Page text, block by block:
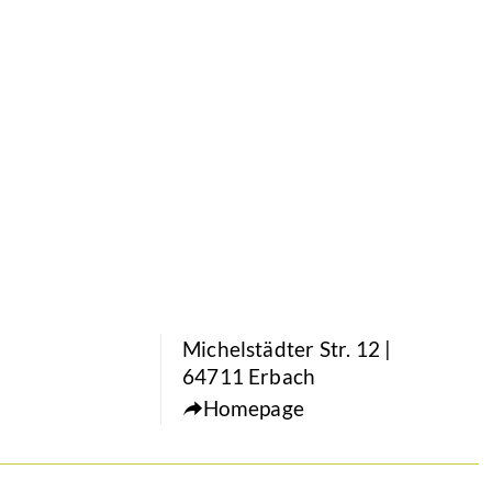
Michelstädter Str. 12 |
64711 Erbach
Homepage